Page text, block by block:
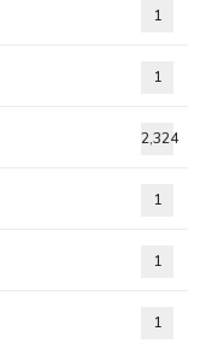
1
1
2,324
1
1
1